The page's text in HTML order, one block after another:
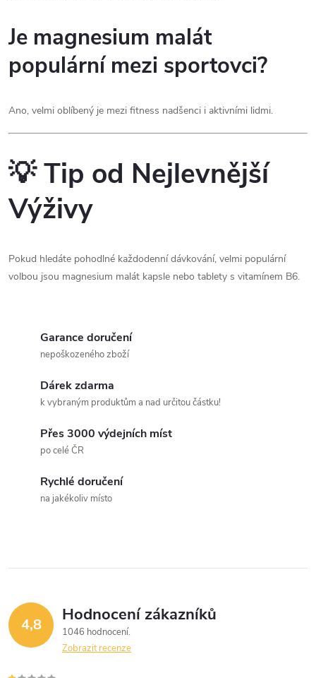
Je magnesium malát
populární mezi sportovci?
Ano, velmi oblíbený je mezi fitness nadšenci i aktivními lidmi.
💡 Tip od Nejlevnější
Výživy
Pokud hledáte pohodlné každodenní dávkování, velmi populární
volbou jsou magnesium malát kapsle nebo tablety s vitamínem B6.
Garance doručení
nepoškozeného zboží
Dárek zdarma
k vybraným produktům a nad určitou částku!
Přes 3000 výdejních míst
po celé ČR
Rychlé doručení
na jakékoliv místo
4,8 Hodnocení zákazníků
1046 hodnocení
Zobrazit recenze